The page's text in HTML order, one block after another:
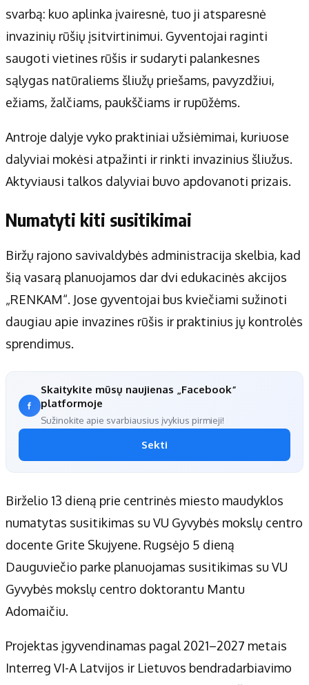
svarbą: kuo aplinka įvairesnė, tuo ji atsparesnė
invazinių rūšių įsitvirtinimui. Gyventojai raginti
saugoti vietines rūšis ir sudaryti palankesnes
sąlygas natūraliems šliužų priešams, pavyzdžiui,
ežiams, žalčiams, paukščiams ir rupūžėms.
Antroje dalyje vyko praktiniai užsiėmimai, kuriuose
dalyviai mokėsi atpažinti ir rinkti invazinius šliužus.
Aktyviausi talkos dalyviai buvo apdovanoti prizais.
Numatyti kiti susitikimai
Biržų rajono savivaldybės administracija skelbia, kad
šią vasarą planuojamos dar dvi edukacinės akcijos
„RENKAM“. Jose gyventojai bus kviečiami sužinoti
daugiau apie invazines rūšis ir praktinius jų kontrolės
sprendimus.
Skaitykite mūsų naujienas „Facebook“
platformoje
Sužinokite apie svarbiausius įvykius pirmieji!
Sekti
Birželio 13 dieną prie centrinės miesto maudyklos
numatytas susitikimas su VU Gyvybės mokslų centro
docente Grite Skujyene. Rugsėjo 5 dieną
Dauguviečio parke planuojamas susitikimas su VU
Gyvybės mokslų centro doktorantu Mantu
Adomaičiu.
Projektas įgyvendinamas pagal 2021–2027 metais
Interreg VI-A Latvijos ir Lietuvos bendradarbiavimo